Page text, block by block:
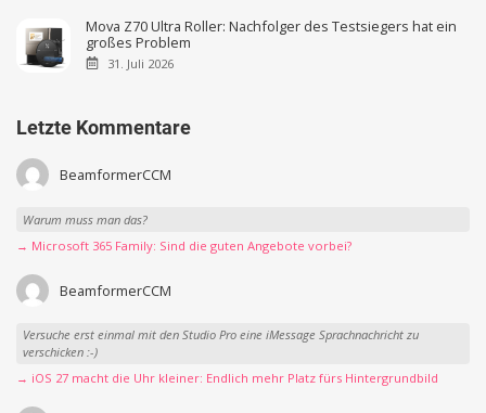
Mova Z70 Ultra Roller: Nachfolger des Testsiegers hat ein
großes Problem
31. Juli 2026
Letzte Kommentare
BeamformerCCM
Warum muss man das?
→ Microsoft 365 Family: Sind die guten Angebote vorbei?
BeamformerCCM
Versuche erst einmal mit den Studio Pro eine iMessage Sprachnachricht zu
verschicken :-)
→ iOS 27 macht die Uhr kleiner: Endlich mehr Platz fürs Hintergrundbild